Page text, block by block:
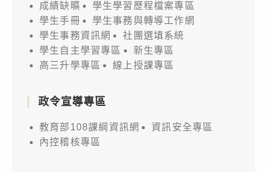
成績缺曠
學生學習歷程檔案專區
學生手冊
學生事務與轉導工作網
學生事務資訊網
社團選填系統
學生自主學習專區
新生專區
高三升學專區
線上授課專區
政令宣導專區
教育部108課綱資訊網
資訊安全專區
內控稽核專區